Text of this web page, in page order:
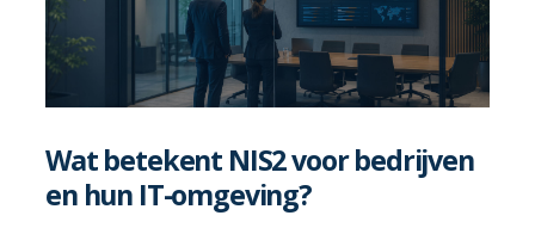
Wat betekent NIS2 voor bedrijven
en hun IT-omgeving?